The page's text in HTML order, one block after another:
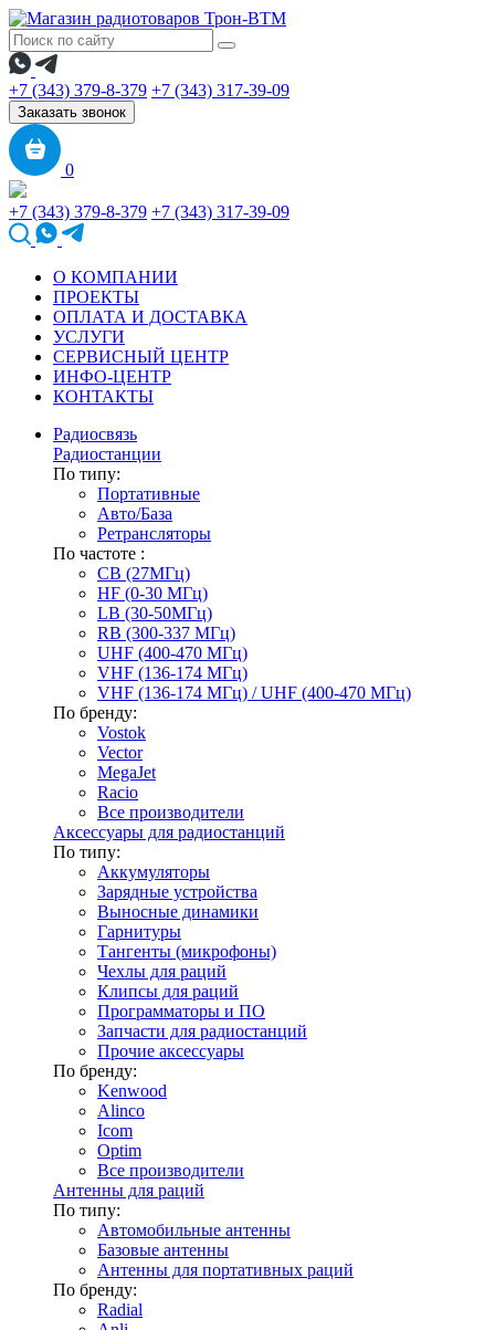
+7 (343) 379-8-379 +7 (343) 317-39-09
Заказать звонок
0
+7 (343) 379-8-379 +7 (343) 317-39-09
О КОМПАНИИ
ПРОЕКТЫ
ОПЛАТА И ДОСТАВКА
УСЛУГИ
СЕРВИСНЫЙ ЦЕНТР
ИНФО-ЦЕНТР
КОНТАКТЫ
Радиосвязь
Радиостанции
По типу:
Портативные
Авто/База
Ретрансляторы
По частоте :
CB (27МГц)
HF (0-30 МГц)
LB (30-50МГц)
RB (300-337 МГц)
UHF (400-470 МГц)
VHF (136-174 МГц)
VHF (136-174 МГц) / UHF (400-470 МГц)
По бренду:
Vostok
Vector
MegaJet
Racio
Все производители
Аксессуары для радиостанций
По типу:
Аккумуляторы
Зарядные устройства
Выносные динамики
Гарнитуры
Тангенты (микрофоны)
Чехлы для раций
Клипсы для раций
Программаторы и ПО
Запчасти для радиостанций
Прочие аксессуары
По бренду:
Kenwood
Alinco
Icom
Optim
Все производители
Антенны для раций
По типу:
Автомобильные антенны
Базовые антенны
Антенны для портативных раций
По бренду:
Radial